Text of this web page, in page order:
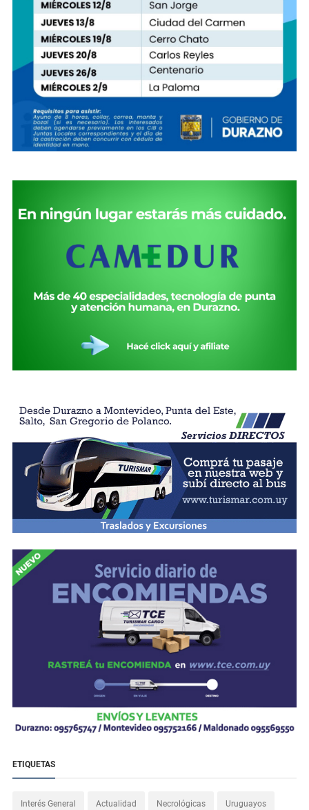
ETIQUETAS
Interés General Actualidad Necrológicas Uruguayos